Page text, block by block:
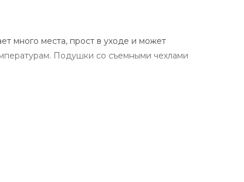
много места, прост в уходе и может
Подушки со съемными чехлами